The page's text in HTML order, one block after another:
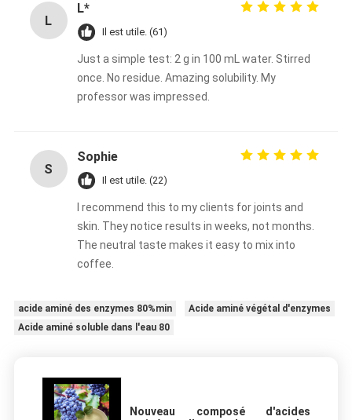
L
L*
Il est utile. (61)
Just a simple test: 2 g in 100 mL water. Stirred
once. No residue. Amazing solubility. My
professor was impressed.
S
Sophie
Il est utile. (22)
I recommend this to my clients for joints and
skin. They notice results in weeks, not months.
The neutral taste makes it easy to mix into
coffee.
acide aminé des enzymes 80%min
Acide aminé végétal d'enzymes
Acide aminé soluble dans l'eau 80
Nouveau composé d'acides